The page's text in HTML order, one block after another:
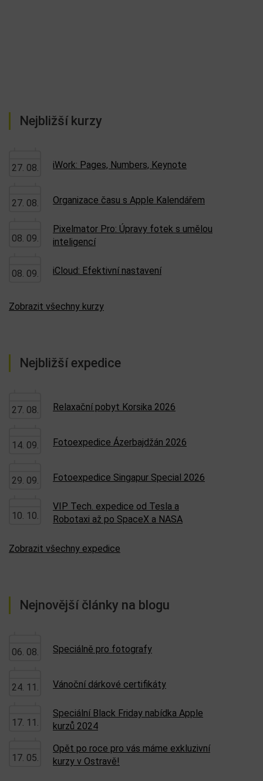
Nejbližší kurzy
27. 08. iWork: Pages, Numbers, Keynote
27. 08. Organizace času s Apple Kalendářem
08. 09.
Pixelmator Pro: Úpravy fotek s umělou
inteligencí
08. 09. iCloud: Efektivní nastavení
Zobrazit všechny kurzy
Nejbližší expedice
27. 08. Relaxační pobyt Korsika 2026
14. 09. Fotoexpedice Ázerbajdžán 2026
29. 09. Fotoexpedice Singapur Special 2026
10. 10.
VIP Tech. expedice od Tesla a
Robotaxi až po SpaceX a NASA
Zobrazit všechny expedice
Nejnovější články na blogu
06. 08. Speciálně pro fotografy
24. 11. Vánoční dárkové certifikáty
17. 11.
Speciální Black Friday nabídka Apple
kurzů 2024
17. 05.
Opět po roce pro vás máme exkluzivní
kurzy v Ostravě!